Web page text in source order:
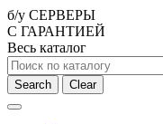
б/у СЕРВЕРЫ
С ГАРАНТИЕЙ
Весь каталог
Search Clear